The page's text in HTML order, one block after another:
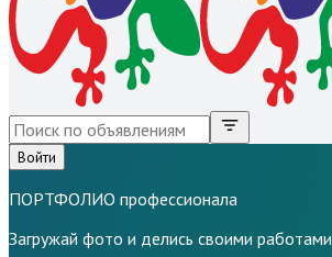
Войти
ПОРТФОЛИО профессионала
Загружай фото и делись своими работами